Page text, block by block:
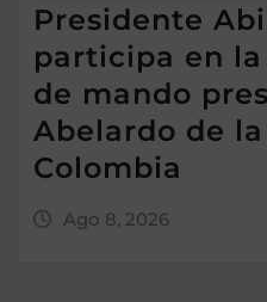
Presidente
participa en
de mando
Abelardo de
Colombia
Ago 8, 2026